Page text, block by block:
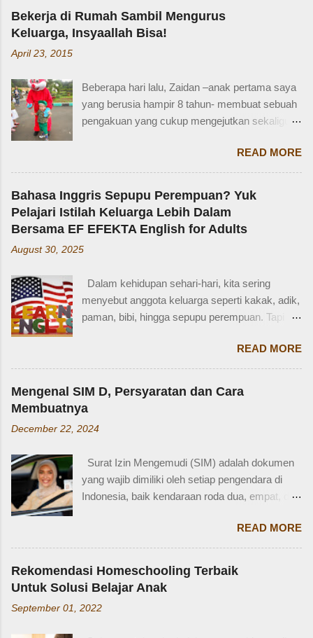
Bekerja di Rumah Sambil Mengurus
Keluarga, Insyaallah Bisa!
April 23, 2015
Beberapa hari lalu, Zaidan –anak pertama saya
yang berusia hampir 8 tahun- membuat sebuah
pengakuan yang cukup mengejutkan sekaligus
Zaidan: “Mi, waktu kakak kecil, kakak pernah
ditinggal beli sayur sama mba. Waktu itu
kakaknya lagi tidur. Terus kakak nangis. Sama
tetangga, kakak diajak main dan dipinjami
mainan.” Saya langsung memberondong Zaidan
dengan berbagai pertanyaan. Mbak yang
mana? Tetangga yang mana? Kejadiannya
tidak ingat detailnya. Ayau, mungkin juga dia
terkejut juga dengan reaksi saya. Bagaimana
tidak terkejut. Saya taksir usia Zaidan sekitar
Zaidan duduk di bangku TK, saya sudah tidak
bekerja di luar rumah. Meniggalkan anak usia
segitu, sendiri di rumah, tentu saja saya terkejut.
Memang beli sayur tak lama, 5 atau 10 menit
mungkin selesai kalau tidak antri. Tapi,
orang yang punya kese...
READ MORE
Bahasa Inggris Sepupu Perempuan? Yuk
Pelajari Istilah Keluarga Lebih Dalam
Bersama EF EFEKTA English for Adults
August 30, 2025
Dalam kehidupan sehari-hari, kita sering
menyebut anggota keluarga seperti kakak, adik,
paman, bibi, hingga sepupu perempuan. Tapi
bahasa Inggris? Salah satu contoh yang
menarik adalah bahasa Inggris sepupu
perempuan . Banyak orang mungkin tahu kata
"cousin", tapi tahukah kamu bahwa sepupu
female cousin? Memahami kosakata keluarga
percakapan santai, tetapi juga saat menulis,
traveling, bahkan dalam lingkungan kerja
internasional. Mengenal istilah keluarga akan
memperkenalkan diri atau menceritakan silsilah
keluarga. Contohnya, dalam bahasa Inggris:
Ayah = Father Ibu = Mother Kakak laki-laki =
Older brother Adik perempuan = Younger sister
Paman = Uncle Bibi = Aunt Sepupu perempuan
READ MORE
Mengenal SIM D, Persyaratan dan Cara
Membuatnya
December 22, 2024
Surat Izin Mengemudi (SIM) adalah dokumen
yang wajib dimiliki oleh setiap pengendara di
Indonesia, baik kendaraan roda dua, empat, dan
salah satunya adalah SIM D. Karena tidak
terlalu populer, banyak yang bertanya SIM D
untuk pengendara apa ya? Mengenal SIM D,
Persayaratan dan Cara Membuatnya
Berdasarkan webstite resmi humas.polri.go.id,
SIM D khusus dibuat untuk pengendara dengan
READ MORE
Rekomendasi Homeschooling Terbaik
Untuk Solusi Belajar Anak
September 01, 2022